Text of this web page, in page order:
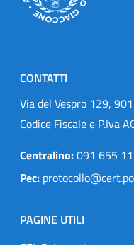
CONTATTI
Via del Vespro 129,
Codice Fiscale e P.Iva
Centralino:091 655
Pec:
PAGINE UTILI